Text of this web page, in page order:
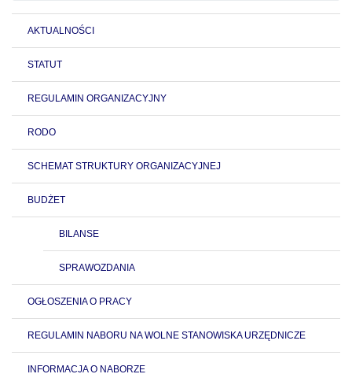
AKTUALNOŚCI
STATUT
REGULAMIN ORGANIZACYJNY
RODO
SCHEMAT STRUKTURY ORGANIZACYJNEJ
BUDŻET
BILANSE
SPRAWOZDANIA
OGŁOSZENIA O PRACY
REGULAMIN NABORU NA WOLNE STANOWISKA URZĘDNICZE
INFORMACJA O NABORZE